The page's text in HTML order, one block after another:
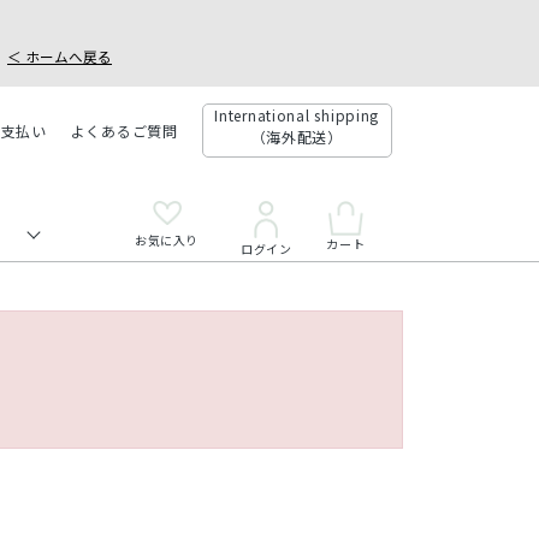
＜ ホームへ戻る
払い よくあるご質問
International shipping
（海外配送）
お気に入り ログイン カート